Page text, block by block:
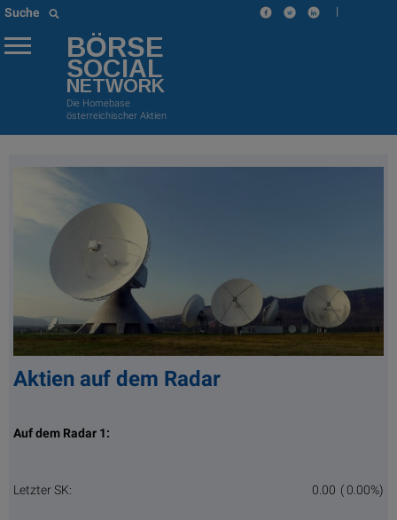
Suche |
BÖRSE
SOCIAL
NETWORK
Die Homebase
österreichischer Aktien
Aktien auf dem Radar
Auf dem Radar 1:
Letzter SK: ( 0.00%)
0.00